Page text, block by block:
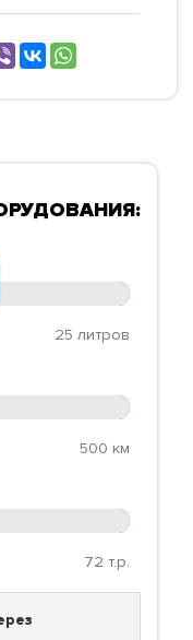
25 литров
500 км
72 т.р.